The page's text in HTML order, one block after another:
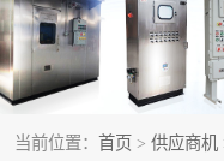
当前位置： 首页 > 供应商机
防爆空调
防爆控制箱
防爆操作柱